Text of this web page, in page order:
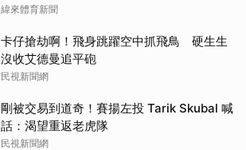
為政治棋子」
緯來體育新聞
卡仔搶劫啊！飛身跳躍空中抓飛鳥 硬生生
沒收艾德曼追平砲
民視新聞網
剛被交易到道奇！賽揚左投 Tarik Skubal 喊
話：渴望重返老虎隊
民視新聞網